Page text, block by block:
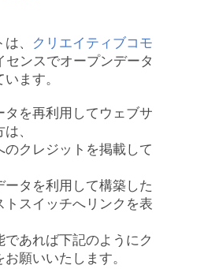
、
クリエイティブコモ
センスでオープンデータ
ます。
タを再利用してウェブサ
、
クレジットを掲載して
ータを利用して構築した
トスイッチへリンクを表
あれば下記のようにク
願いいたします。